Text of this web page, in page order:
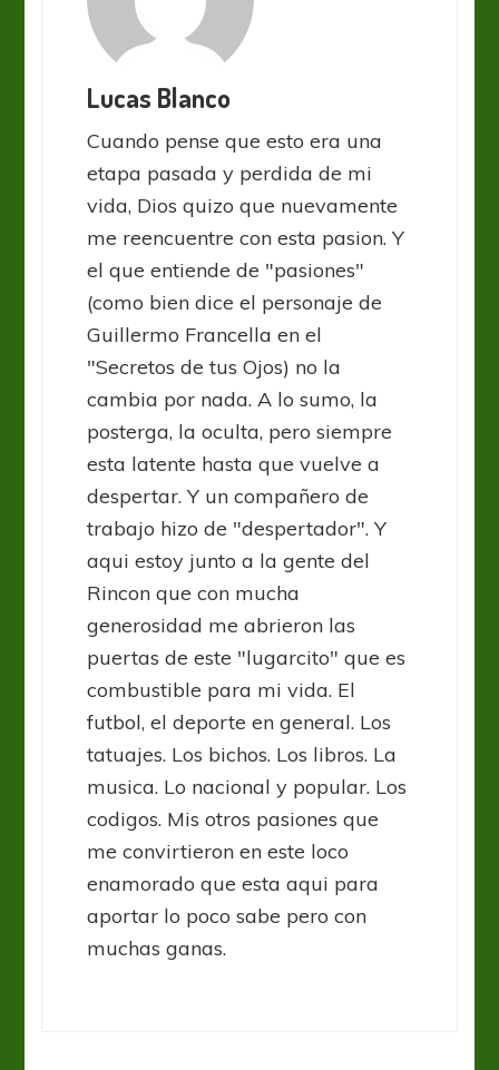
Lucas Blanco
Cuando pense que esto era una
etapa pasada y perdida de mi
vida, Dios quizo que nuevamente
me reencuentre con esta pasion. Y
el que entiende de "pasiones"
(como bien dice el personaje de
Guillermo Francella en el
"Secretos de tus Ojos) no la
cambia por nada. A lo sumo, la
posterga, la oculta, pero siempre
esta latente hasta que vuelve a
despertar. Y un compañero de
trabajo hizo de "despertador". Y
aqui estoy junto a la gente del
Rincon que con mucha
generosidad me abrieron las
puertas de este "lugarcito" que es
combustible para mi vida. El
futbol, el deporte en general. Los
tatuajes. Los bichos. Los libros. La
musica. Lo nacional y popular. Los
codigos. Mis otros pasiones que
me convirtieron en este loco
enamorado que esta aqui para
aportar lo poco sabe pero con
muchas ganas.